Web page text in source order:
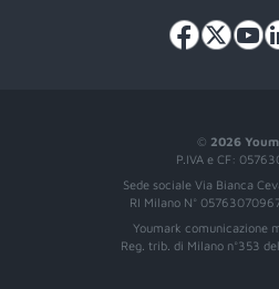
© 2026
P.IVA e CF:
Sede sociale Via Bianca
RI Milano N°
Youmark comunicazione
Reg. trib. di Milano n°353